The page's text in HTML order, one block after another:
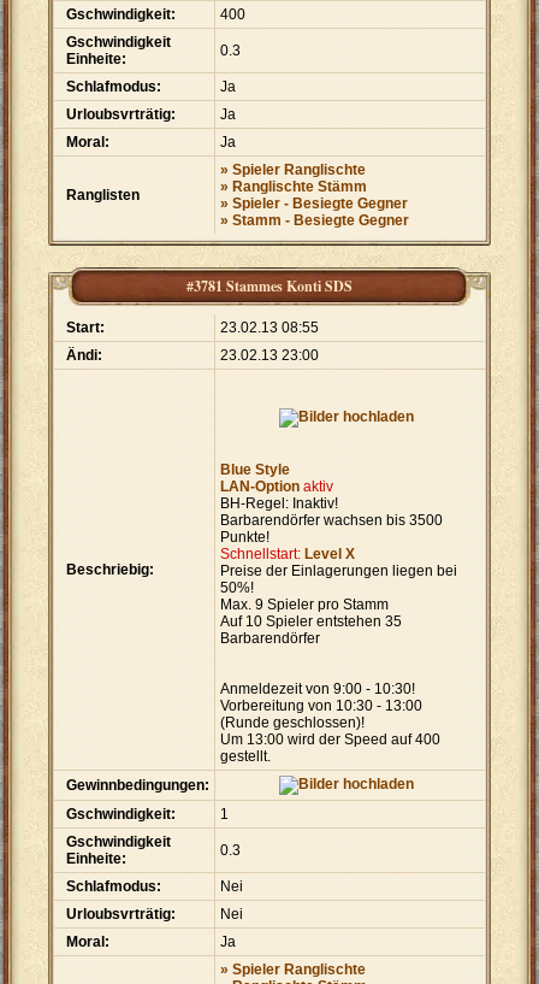
Gschwindigkeit:
400
Gschwindigkeit
Einheite:
0.3
Schlafmodus:
Ja
Urloubsvrträtig:
Ja
Moral:
Ja
Ranglisten
» Spieler Ranglischte
» Ranglischte Stämm
» Spieler - Besiegte Gegner
» Stamm - Besiegte Gegner
#3781 Stammes Konti SDS
Start:
23.02.13 08:55
Ändi:
23.02.13 23:00
Beschriebig:
Blue Style
LAN-Option aktiv
BH-Regel: Inaktiv!
Barbarendörfer wachsen bis 3500
Punkte!
Schnellstart: Level X
Preise der Einlagerungen liegen bei
50%!
Max. 9 Spieler pro Stamm
Auf 10 Spieler entstehen 35
Barbarendörfer
Anmeldezeit von 9:00 - 10:30!
Vorbereitung von 10:30 - 13:00
(Runde geschlossen)!
Um 13:00 wird der Speed auf 400
gestellt.
Gewinnbedingungen:
Gschwindigkeit:
1
Gschwindigkeit
Einheite:
0.3
Schlafmodus:
Nei
Urloubsvrträtig:
Nei
Moral:
Ja
» Spieler Ranglischte